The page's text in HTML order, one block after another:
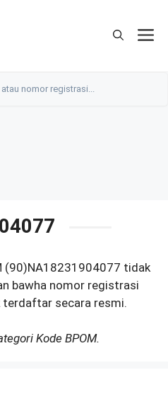
(90)NA18231904077 tidak
bawha nomor registrasi
secara resmi.
Kode BPOM.